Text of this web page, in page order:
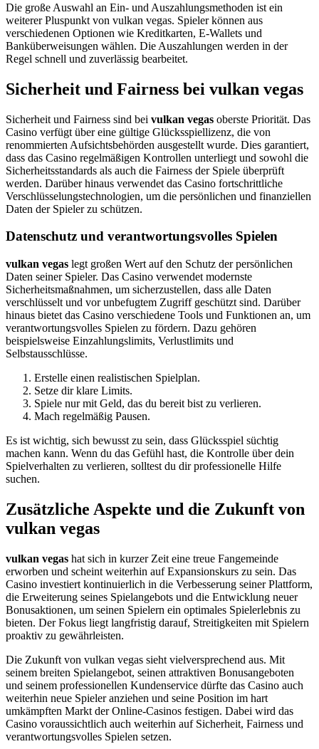
Die große Auswahl an Ein- und Auszahlungsmethoden ist ein
weiterer Pluspunkt von vulkan vegas. Spieler können aus
verschiedenen Optionen wie Kreditkarten, E-Wallets und
Banküberweisungen wählen. Die Auszahlungen werden in der
Regel schnell und zuverlässig bearbeitet.
Sicherheit und Fairness bei vulkan vegas
Sicherheit und Fairness sind bei vulkan vegas oberste Priorität. Das
Casino verfügt über eine gültige Glücksspiellizenz, die von
renommierten Aufsichtsbehörden ausgestellt wurde. Dies garantiert,
dass das Casino regelmäßigen Kontrollen unterliegt und sowohl die
Sicherheitsstandards als auch die Fairness der Spiele überprüft
werden. Darüber hinaus verwendet das Casino fortschrittliche
Verschlüsselungstechnologien, um die persönlichen und finanziellen
Daten der Spieler zu schützen.
Datenschutz und verantwortungsvolles Spielen
vulkan vegas legt großen Wert auf den Schutz der persönlichen
Daten seiner Spieler. Das Casino verwendet modernste
Sicherheitsmaßnahmen, um sicherzustellen, dass alle Daten
verschlüsselt und vor unbefugtem Zugriff geschützt sind. Darüber
hinaus bietet das Casino verschiedene Tools und Funktionen an, um
verantwortungsvolles Spielen zu fördern. Dazu gehören
beispielsweise Einzahlungslimits, Verlustlimits und
Selbstausschlüsse.
Erstelle einen realistischen Spielplan.
Setze dir klare Limits.
Spiele nur mit Geld, das du bereit bist zu verlieren.
Mach regelmäßig Pausen.
Es ist wichtig, sich bewusst zu sein, dass Glücksspiel süchtig
machen kann. Wenn du das Gefühl hast, die Kontrolle über dein
Spielverhalten zu verlieren, solltest du dir professionelle Hilfe
suchen.
Zusätzliche Aspekte und die Zukunft von
vulkan vegas
vulkan vegas hat sich in kurzer Zeit eine treue Fangemeinde
erworben und scheint weiterhin auf Expansionskurs zu sein. Das
Casino investiert kontinuierlich in die Verbesserung seiner Plattform,
die Erweiterung seines Spielangebots und die Entwicklung neuer
Bonusaktionen, um seinen Spielern ein optimales Spielerlebnis zu
bieten. Der Fokus liegt langfristig darauf, Streitigkeiten mit Spielern
proaktiv zu gewährleisten.
Die Zukunft von vulkan vegas sieht vielversprechend aus. Mit
seinem breiten Spielangebot, seinen attraktiven Bonusangeboten
und seinem professionellen Kundenservice dürfte das Casino auch
weiterhin neue Spieler anziehen und seine Position im hart
umkämpften Markt der Online-Casinos festigen. Dabei wird das
Casino voraussichtlich auch weiterhin auf Sicherheit, Fairness und
verantwortungsvolles Spielen setzen.